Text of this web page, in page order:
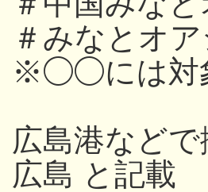
＃みなとオ
※◯◯には対
広島港など
広島 と記載